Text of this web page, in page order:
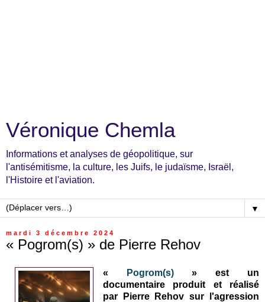
Véronique Chemla
Informations et analyses de géopolitique, sur
l'antisémitisme, la culture, les Juifs, le judaïsme, Israël,
l'Histoire et l'aviation.
▼
mardi 3 décembre 2024
« Pogrom(s) » de Pierre Rehov
« Pogrom(s)» est un
documentaire produit et réalisé
par Pierre Rehov sur l'agression